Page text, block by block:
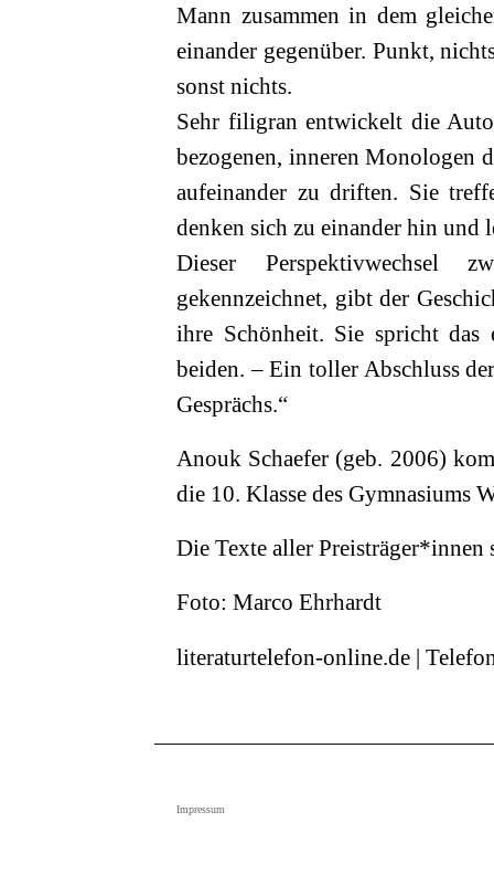
Mann zusammen in dem
einander gegenüber. Punkt,
sonst nichts.
Sehr filigran entwickelt die
bezogenen, inneren Monologen
aufeinander zu driften. Sie
denken sich zu einander hin und
Dieser Perspektivwechsel
gekennzeichnet, gibt der
ihre Schönheit. Sie spricht das
beiden. – Ein toller Abschluss
Gesprächs.“
Anouk Schaefer (geb. 2006)
die 10. Klasse des Gymnasiums
Die Texte aller Preisträger*innen
Foto: Marco Ehrhardt
literaturtelefon-online.de |
Impressum